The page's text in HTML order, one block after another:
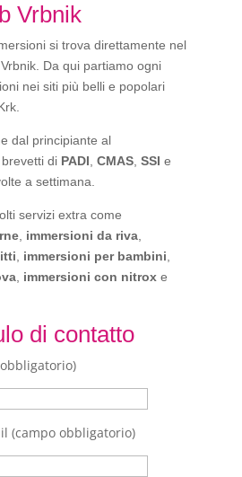
Vrbnik
si trova direttamente nel
Da qui partiamo ogni
nei siti più belli e popolari
dal principiante al
di PADI CMAS, SSI e
a settimana.
servizi extra come
, immersioni da riva,
immersioni per bambini
, immersioni con nitroxe
di contatto
(campo obbligatorio)